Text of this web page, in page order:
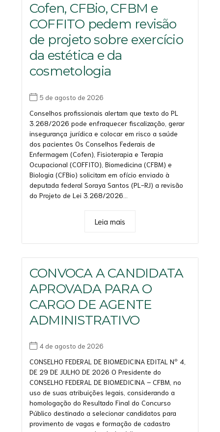
Cofen, CFBio, CFBM e
COFFITO pedem revisão
de projeto sobre exercício
da estética e da
cosmetologia
5 de agosto de 2026
Conselhos profissionais alertam que texto do PL
3.268/2026 pode enfraquecer fiscalização, gerar
insegurança jurídica e colocar em risco a saúde
dos pacientes Os Conselhos Federais de
Enfermagem (Cofen), Fisioterapia e Terapia
Ocupacional (COFFITO), Biomedicina (CFBM) e
Biologia (CFBio) solicitam em ofício enviado à
deputada federal Soraya Santos (PL-RJ) a revisão
do Projeto de Lei 3.268/2026...
Leia mais
CONVOCA A CANDIDATA
APROVADA PARA O
CARGO DE AGENTE
ADMINISTRATIVO
4 de agosto de 2026
CONSELHO FEDERAL DE BIOMEDICINA EDITAL Nº 4,
DE 29 DE JULHO DE 2026 O Presidente do
CONSELHO FEDERAL DE BIOMEDICINA – CFBM, no
uso de suas atribuições legais, considerando a
homologação do Resultado Final do Concurso
Público destinado a selecionar candidatos para
provimento de vagas e formação de cadastro